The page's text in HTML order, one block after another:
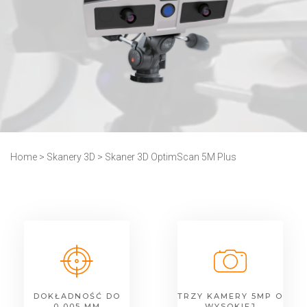
Home > Skanery 3D > Skaner 3D OptimScan 5M Plus
DOKŁADNOŚĆ DO
TRZY KAMERY 5MP O